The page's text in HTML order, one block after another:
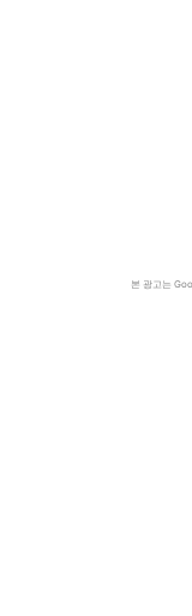
본 광고는